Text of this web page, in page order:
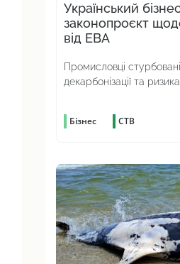
Український
законопроєкт
від ЕВА
Промисловці
декарбонізації та
Бізнес СТВ